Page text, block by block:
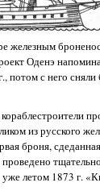
железным
Оденэ
с него
из русского
броня,
летом 1873 г.